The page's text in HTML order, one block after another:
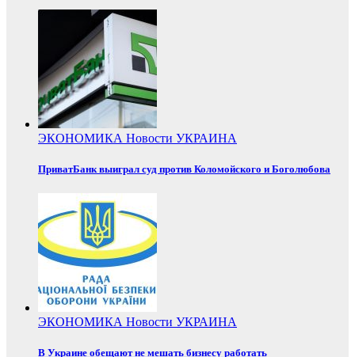
ЭКОНОМИКА Новости УКРАИНА
ПриватБанк выиграл суд против Коломойского и Боголюбова
ЭКОНОМИКА Новости УКРАИНА
В Украине обещают не мешать бизнесу работать